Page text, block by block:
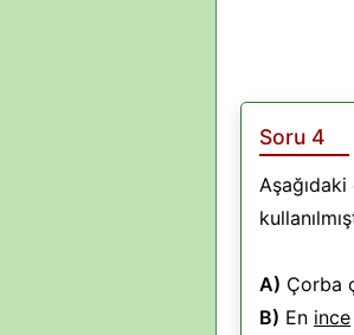
Soru 4
A) Çorba
B) En ince